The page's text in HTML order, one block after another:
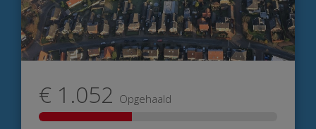
€ 1.052 Opgehaald